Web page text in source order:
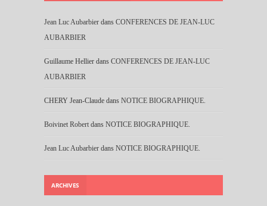
Jean Luc Aubarbier dans CONFERENCES DE JEAN-LUC
AUBARBIER
Guillaume Hellier dans CONFERENCES DE JEAN-LUC
AUBARBIER
CHERY Jean-Claude dans NOTICE BIOGRAPHIQUE.
Boivinet Robert dans NOTICE BIOGRAPHIQUE.
Jean Luc Aubarbier dans NOTICE BIOGRAPHIQUE.
ARCHIVES